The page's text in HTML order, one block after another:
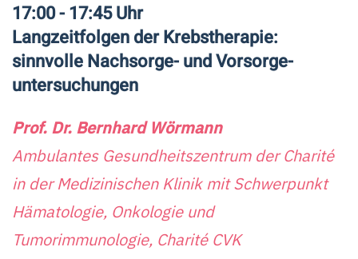
17:00 - 17:45 Uhr
Langzeit­folgen der Krebs­therapie:
sinnvolle Nachsorge- und Vorsorge­­
untersuchungen
Prof. Dr. Bernhard Wörmann
Ambulantes Gesundheitszentrum der Charité
in der Medizinischen Klinik mit Schwerpunkt
Hämatologie, Onkologie und
Tumorimmunologie, Charité CVK